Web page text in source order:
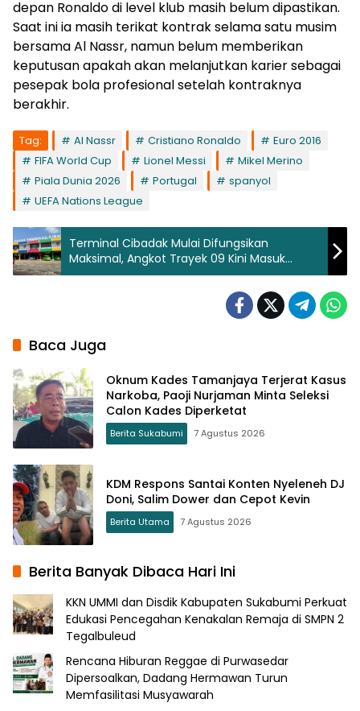
depan Ronaldo di level klub masih belum dipastikan.
Saat ini ia masih terikat kontrak selama satu musim
bersama Al Nassr, namun belum memberikan
keputusan apakah akan melanjutkan karier sebagai
pesepak bola profesional setelah kontraknya
berakhir.
Tag: Al Nassr Cristiano Ronaldo
Euro 2016
FIFA World Cup
Lionel Messi
Mikel Merino
Piala Dunia 2026
Portugal
spanyol
UEFA Nations League
Terminal Cibadak Mulai Difungsikan
Maksimal, Angkot Trayek 09 Kini Masuk
Terminal
Baca Juga
Oknum Kades Tamanjaya Terjerat Kasus
Narkoba, Paoji Nurjaman Minta Seleksi
Calon Kades Diperketat
Berita Sukabumi 7 Agustus 2026
KDM Respons Santai Konten Nyeleneh DJ
Doni, Salim Dower dan Cepot Kevin
Berita Utama 7 Agustus 2026
Berita Banyak Dibaca Hari Ini
KKN UMMI dan Disdik Kabupaten Sukabumi Perkuat
Edukasi Pencegahan Kenakalan Remaja di SMPN 2
Tegalbuleud
Rencana Hiburan Reggae di Purwasedar
Dipersoalkan, Dadang Hermawan Turun
Memfasilitasi Musyawarah